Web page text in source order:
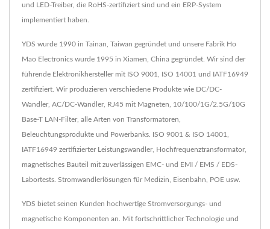
und LED-Treiber, die RoHS-zertifiziert sind und ein ERP-System
implementiert haben.
YDS wurde 1990 in Tainan, Taiwan gegründet und unsere Fabrik Ho
Mao Electronics wurde 1995 in Xiamen, China gegründet. Wir sind der
führende Elektronikhersteller mit ISO 9001, ISO 14001 und IATF16949
zertifiziert. Wir produzieren verschiedene Produkte wie DC/DC-
Wandler, AC/DC-Wandler, RJ45 mit Magneten, 10/100/1G/2.5G/10G
Base-T LAN-Filter, alle Arten von Transformatoren,
Beleuchtungsprodukte und Powerbanks. ISO 9001 & ISO 14001,
IATF16949 zertifizierter Leistungswandler, Hochfrequenztransformator,
magnetisches Bauteil mit zuverlässigen EMC- und EMI / EMS / EDS-
Labortests. Stromwandlerlösungen für Medizin, Eisenbahn, POE usw.
YDS bietet seinen Kunden hochwertige Stromversorgungs- und
magnetische Komponenten an. Mit fortschrittlicher Technologie und